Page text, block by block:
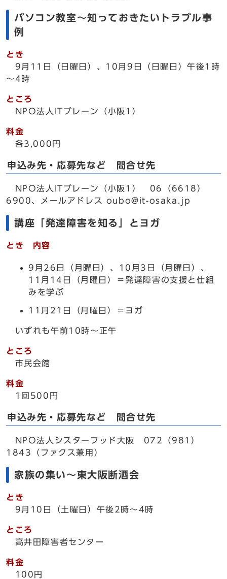
パソコン教室～知っておきたいトラブル事
例
とき
9月11日（日曜日）、10月9日（日曜日）午後1時
～4時
ところ
NPO法人ITブレーン（小阪1）
料金
各3,000円
申込み先・応募先など 問合せ先
NPO法人ITブレーン（小阪1） 06（6618）
6900、メールアドレス oubo@it-osaka.jp
講座「発達障害を知る」とヨガ
とき 内容
9月26日（月曜日）、10月3日（月曜日）、
11月14日（月曜日）＝発達障害の支援と仕組
みを学ぶ
11月21日（月曜日）＝ヨガ
いずれも午前10時～正午
ところ
市民会館
料金
1回500円
申込み先・応募先など 問合せ先
NPO法人シスターフッド大阪 072（981）
1843（ファクス兼用）
家族の集い～東大阪断酒会
とき
9月10日（土曜日）午後2時～4時
ところ
高井田障害者センター
料金
100円